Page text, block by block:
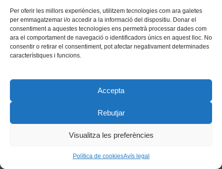
Per oferir les millors experiències, utilitzem tecnologies com ara galetes
per emmagatzemar i/o accedir a la informació del dispositiu. Donar el
consentiment a aquestes tecnologies ens permetrà processar dades com
ara el comportament de navegació o identificadors únics en aquest lloc. No
consentir o retirar el consentiment, pot afectar negativament determinades
característiques i funcions.
Accepta
Rebutjar
Visualitza les preferències
Política de cookiesAvís legal